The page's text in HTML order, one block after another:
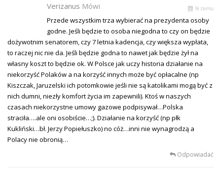
Verizanus Mówi % temu
Przede wszystkim trza wybierać na prezydenta osoby
godne. Jeśli będzie to osoba niegodna to czy on będzie
dożywotnim senatorem, czy 7 letnia kadencja, czy większa wypłata,
to raczej nic nie da. Jeśli będzie godna to nawet jak będzie żył na
własny koszt to będzie ok. W Polsce jak uczy historia działanie na
niekorzyść Polaków a na korzyść innych może być opłacalne (np
Kiszczak, Jaruzelski ich potomkowie jeśli nie są katolikami mogą być z
nich dumni, niezły komfort życia im zapewnili). Ktoś w naszych
czasach niekorzystne umowy gazowe podpisywał…Polska
straciła….ale oni osobiście…;). Działanie na korzyść (np płk
Kukliński…bł. Jerzy Popiełuszko) no cóż…inni nie wynagrodzą a
Polacy nie obronią…
Odpowiadać